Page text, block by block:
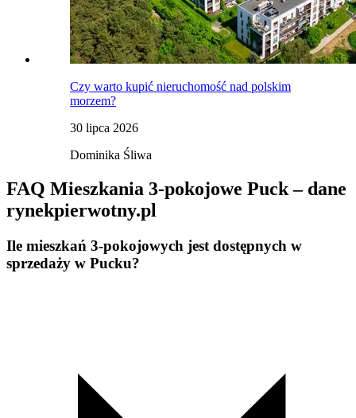
Czy warto kupić nieruchomość nad polskim
morzem?
30 lipca 2026
Dominika Śliwa
FAQ Mieszkania 3-pokojowe Puck – dane
rynekpierwotny.pl
Ile mieszkań 3-pokojowych jest dostępnych w
sprzedaży w Pucku?